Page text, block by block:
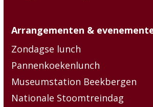
Arrangementen &
Zondagse lunch
Pannenkoekenlunch
Museumstation Beekbergen
Nationale Stoomtreindag